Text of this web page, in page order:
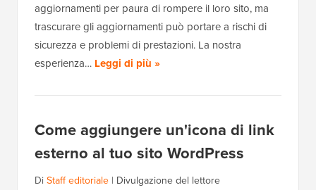
aggiornamenti per paura di rompere il loro sito, ma
trascurare gli aggiornamenti può portare a rischi di
sicurezza e problemi di prestazioni. La nostra
esperienza… Leggi di più »
Come aggiungere un'icona di link
esterno al tuo sito WordPress
DiStaff editoriale | Divulgazione del lettore